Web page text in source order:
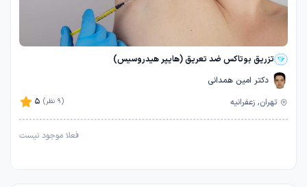
تزریق بوتاکس ضد تعریق (هایپر هیدروسیس)
دکتر امین همدانی
5
(9 نظر) تهران, زعفرانیه
فعلا موجود نیست